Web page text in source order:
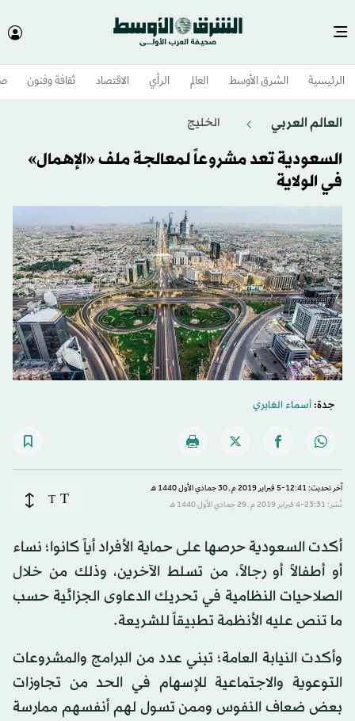
الرئيسية الشرق الأوسط​ العالم الرأي الاقتصاد ثقافة وفنون
العالم العربي الخليج
السعودية تعد مشروعاً لمعالجة ملف «الإهمال»
في الولاية
جدة:أسماء الغابري
آخر تحديث: 12:41-5 فبراير 2019 م ـ 30 جمادي الأول 1440 هـ
نُشر: 23:31-4 فبراير 2019 م ـ 29 جمادي الأول 1440 هـ
T
T
أكدت السعودية حرصها على حماية الأفراد أياً كانوا؛ نساء
أو أطفالاً أو رجالاً، من تسلط الآخرين، وذلك من خلال
الصلاحيات النظامية في تحريك الدعاوى الجزائية حسب
ما تنص عليه الأنظمة تطبيقاً للشريعة.
وأكدت النيابة العامة؛ تبني عدد من البرامج والمشروعات
التوعوية والاجتماعية للإسهام في الحد من تجاوزات
بعض ضعاف النفوس وممن تسول لهم أنفسهم ممارسة